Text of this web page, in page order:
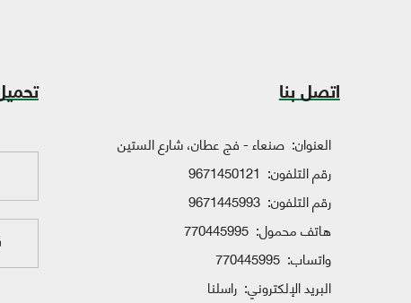
اتصل بنا
العنوان: صنعاء - فج عطان، شارع الستين
رقم التلفون: 9671450121
رقم التلفون: 9671445993
هاتف محمول: 770445995
واتساب: 770445995
البريد الإلكتروني: راسلنا